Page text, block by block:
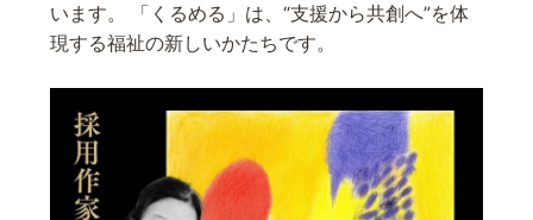
います。 「くるめる」は、“支援から共創へ”を体
現する福祉の新しいかたちです。